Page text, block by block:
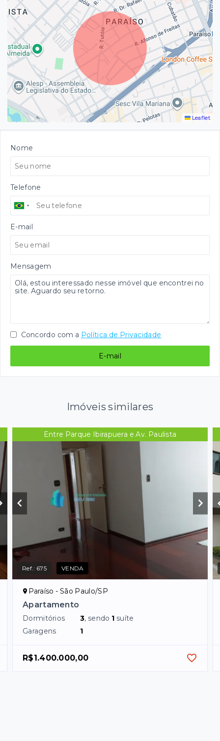
Leaflet
Nome
Telefone
E-mail
Mensagem
Concordo com a Política de Privacidade
E-mail
Imóveis similares
Entre Parque Ibirapuera e Av. Paulista
Ref.: 675 VENDA
Paraíso - São Paulo/SP
Apartamento
Dormitórios 3, sendo 1 suíte
Garagens
1
R$1.400.000,00